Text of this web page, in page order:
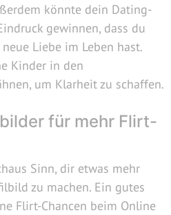
könnte dein Dating-
gewinnen, dass du
Liebe im Leben hast.
Kinder in den
um Klarheit zu schaffen.
für mehr Flirt-
Sinn, dir etwas mehr
zu machen. Ein gutes
Flirt-Chancen beim Online